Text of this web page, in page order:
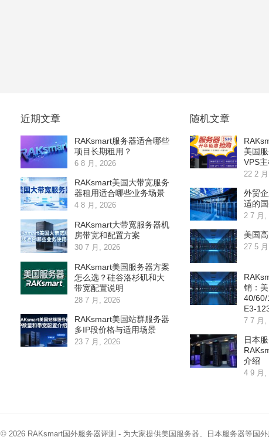
近期文章
RAKsmart服务器适合哪些
项目长期租用？
6 8 月, 2026
RAKsmart美国大带宽服务
器租用适合哪些业务场景
4 8 月, 2026
RAKsmart大带宽服务器机
房带宽和配置方案
30 7 月, 2026
RAKsmart美国服务器方案
怎么选？硅谷洛杉矶和大
带宽配置说明
28 7 月, 2026
RAKsmart美国站群服务器
多IP段价格与适用场景
23 7 月, 2026
随机文章
美国
VPS
22 2
外贸
适的
2 7 月,
美国
27 5
销：
40/60/
E3-
7 7 月,
日本
介绍
4 9 月,
© 2026 RAKsmart国外服务器评测 - 为大家提供美国服务器、日本服务器等国外